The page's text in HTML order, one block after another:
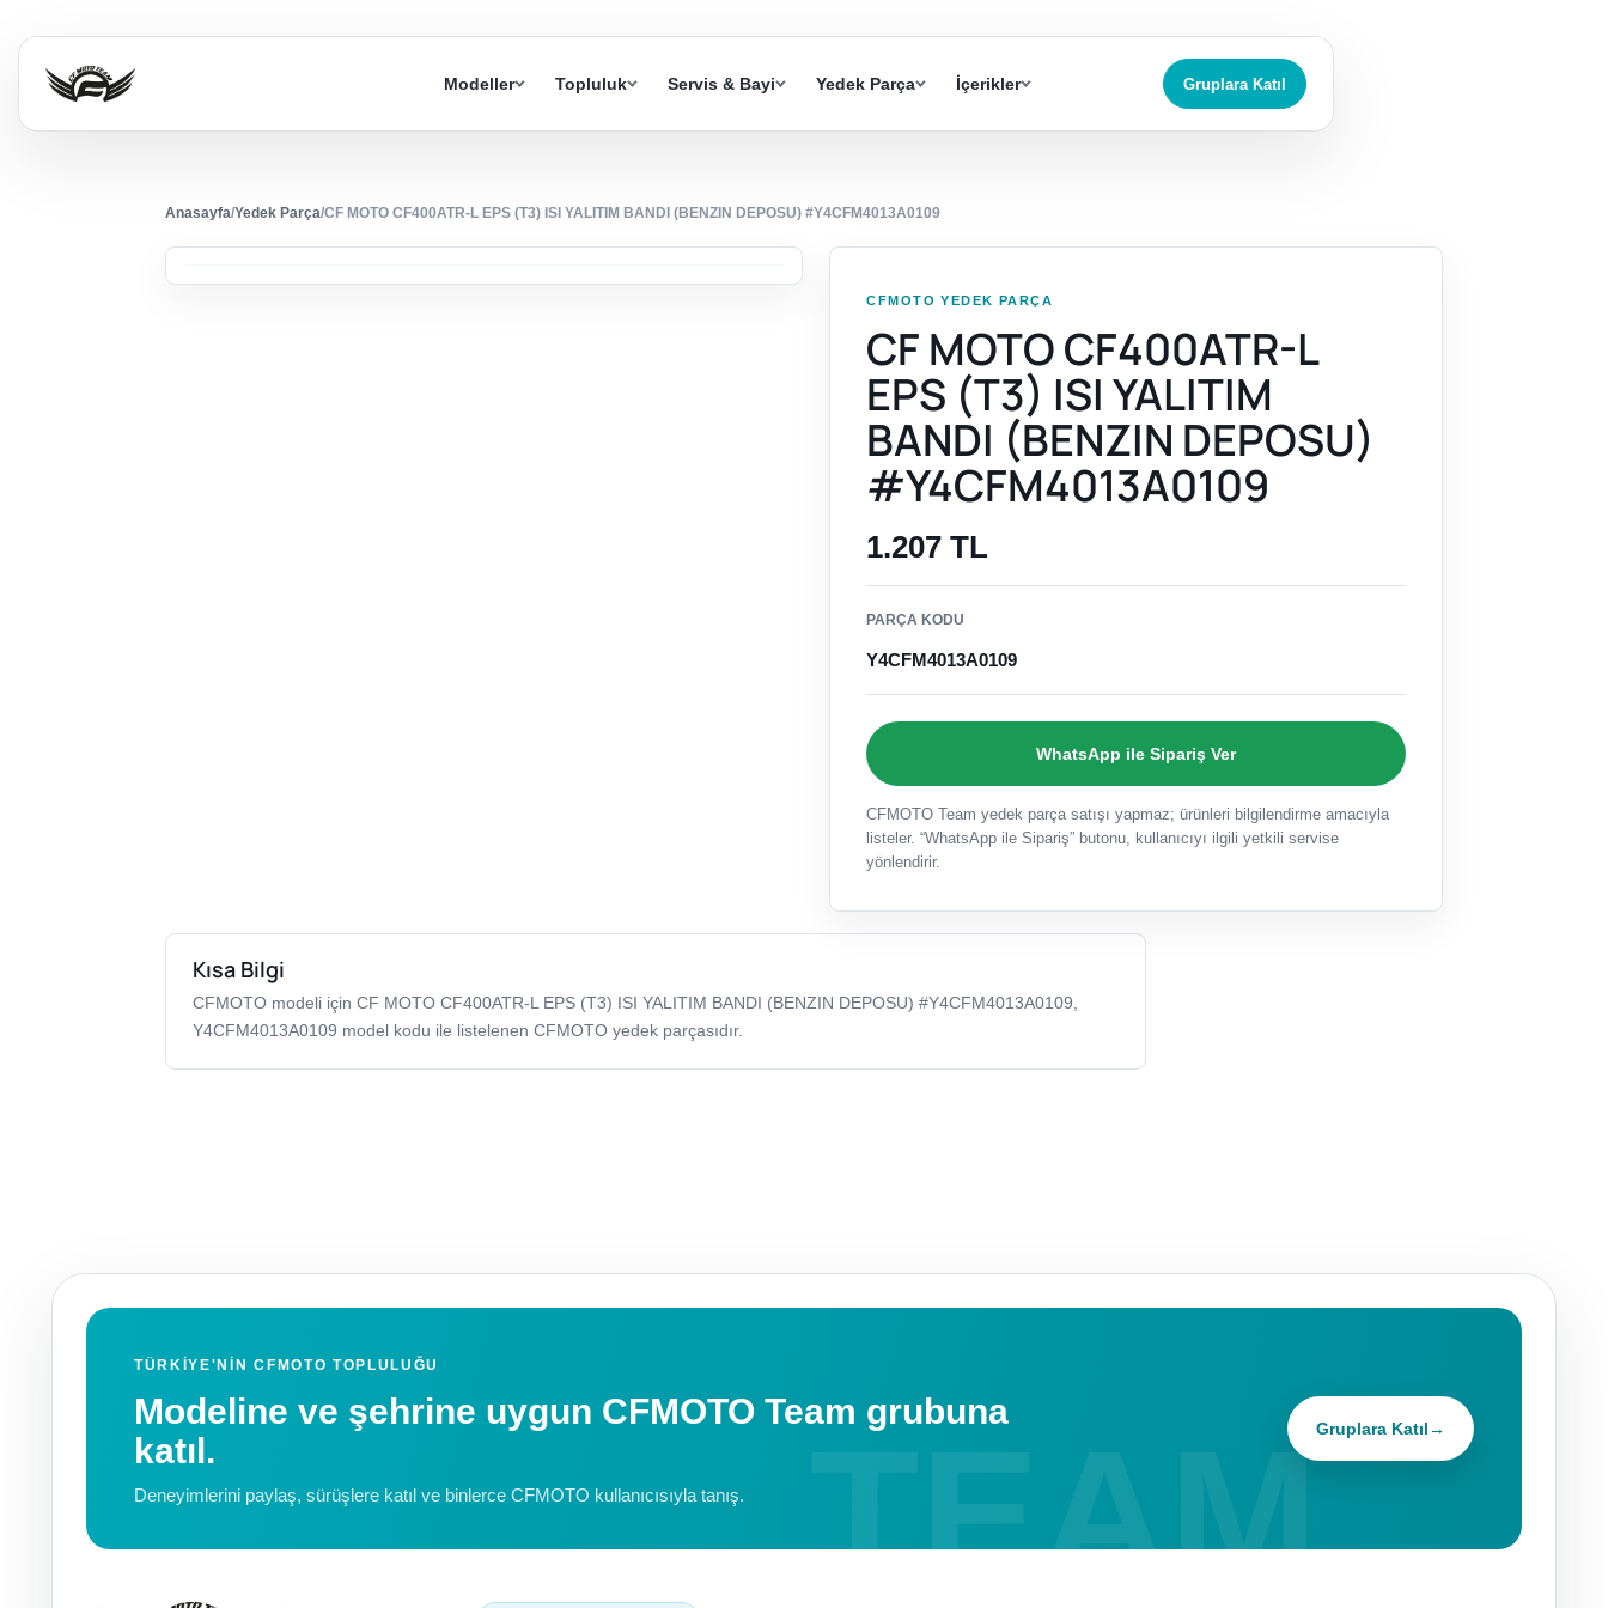
Modeller Topluluk Servis & Bayi Yedek Parça İçerikler Gruplara Katıl
Anasayfa/Yedek Parça/CF MOTO CF400ATR-L EPS (T3) ISI YALITIM BANDI (BENZIN DEPOSU) #Y4CFM4013A0109
CFMOTO YEDEK PARÇA
CF MOTO CF400ATR-L
EPS (T3) ISI YALITIM
BANDI (BENZIN DEPOSU)
#Y4CFM4013A0109
1.207 TL
PARÇA KODU
Y4CFM4013A0109
WhatsApp ile Sipariş Ver
CFMOTO Team yedek parça satışı yapmaz; ürünleri bilgilendirme amacıyla
listeler. “WhatsApp ile Sipariş” butonu, kullanıcıyı ilgili yetkili servise
yönlendirir.
Kısa Bilgi
CFMOTO modeli için CF MOTO CF400ATR-L EPS (T3) ISI YALITIM BANDI (BENZIN DEPOSU) #Y4CFM4013A0109,
Y4CFM4013A0109 model kodu ile listelenen CFMOTO yedek parçasıdır.
TÜRKIYE'NIN CFMOTO TOPLULUĞU
Modeline ve şehrine uygun CFMOTO Team grubuna
katıl.
Deneyimlerini paylaş, sürüşlere katıl ve binlerce CFMOTO kullanıcısıyla tanış.
Gruplara Katıl→